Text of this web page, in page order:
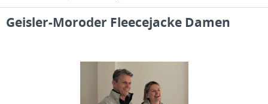
Geisler-Moroder Fleecejacke Damen